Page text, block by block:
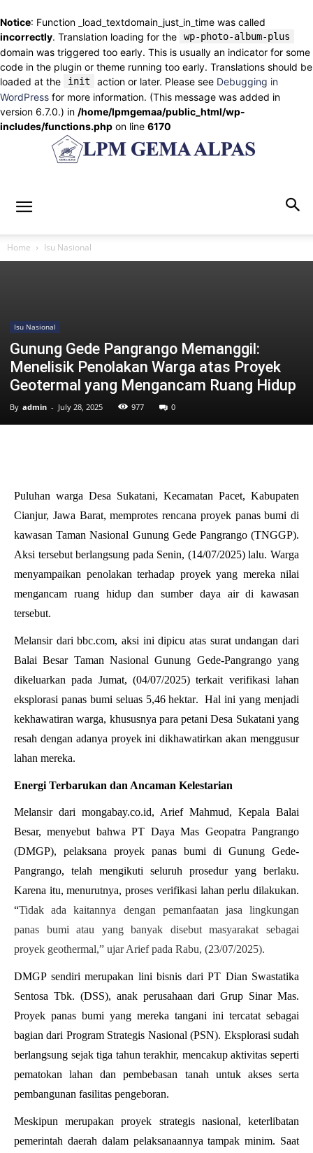
Notice: Function _load_textdomain_just_in_time was called
incorrectly. Translation loading for the wp-photo-album-plus
domain was triggered too early. This is usually an indicator for some
code in the plugin or theme running too early. Translations should be
loaded at the
init action or later. Please see Debugging in
WordPress for more information. (This message was added in
version 6.7.0.) in /home/lpmgemaa/public_html/wp-
includes/functions.php on line 6170
Home Isu Nasional
Isu Nasional
Gunung Gede Pangrango Memanggil:
Menelisik Penolakan Warga atas Proyek
Geotermal yang Mengancam Ruang Hidup
By admin - July 28, 2025 977 0
Puluhan warga Desa Sukatani, Kecamatan Pacet, Kabupaten
Cianjur, Jawa Barat, memprotes rencana proyek panas bumi di
kawasan Taman Nasional Gunung Gede Pangrango (TNGGP).
Aksi tersebut berlangsung pada Senin, (14/07/2025) lalu. Warga
menyampaikan penolakan terhadap proyek yang mereka nilai
mengancam ruang hidup dan sumber daya air di kawasan
tersebut.
Melansir dari bbc.com, aksi ini dipicu atas surat undangan dari
Balai Besar Taman Nasional Gunung Gede-Pangrango yang
dikeluarkan pada Jumat, (04/07/2025) terkait verifikasi lahan
eksplorasi panas bumi seluas 5,46 hektar. Hal ini yang menjadi
kekhawatiran warga, khususnya para petani Desa Sukatani yang
resah dengan adanya proyek ini dikhawatirkan akan menggusur
lahan mereka.
Energi Terbarukan dan Ancaman Kelestarian
Melansir dari mongabay.co.id, Arief Mahmud, Kepala Balai
Besar, menyebut bahwa PT Daya Mas Geopatra Pangrango
(DMGP), pelaksana proyek panas bumi di Gunung Gede-
Pangrango, telah mengikuti seluruh prosedur yang berlaku.
Karena itu, menurutnya, proses verifikasi lahan perlu dilakukan.
“Tidak ada kaitannya dengan pemanfaatan jasa lingkungan
panas bumi atau yang banyak disebut masyarakat sebagai
proyek geothermal,” ujar Arief pada Rabu, (23/07/2025).
DMGP sendiri merupakan lini bisnis dari PT Dian Swastatika
Sentosa Tbk. (DSS), anak perusahaan dari Grup Sinar Mas.
Proyek panas bumi yang mereka tangani ini tercatat sebagai
bagian dari Program Strategis Nasional (PSN). Eksplorasi sudah
berlangsung sejak tiga tahun terakhir, mencakup aktivitas seperti
pematokan lahan dan pembebasan tanah untuk akses serta
pembangunan fasilitas pengeboran.
Meskipun merupakan proyek strategis nasional, keterlibatan
pemerintah daerah dalam pelaksanaannya tampak minim. Saat